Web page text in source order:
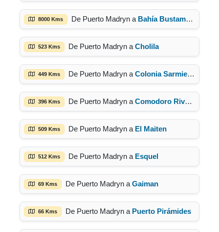
8000 Kms De Puerto Madryn a Bahía Bustamante
523 Kms De Puerto Madryn a Cholila
449 Kms De Puerto Madryn a Colonia Sarmiento
396 Kms De Puerto Madryn a Comodoro Rivadavia
509 Kms De Puerto Madryn a El Maiten
512 Kms De Puerto Madryn a Esquel
69 Kms De Puerto Madryn a Gaiman
66 Kms De Puerto Madryn a Puerto Pirámides